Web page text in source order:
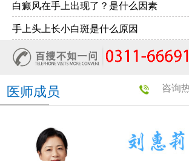
白癜风在手上出现了？是什么因素
手上头上长小白斑是什么原因
咨询
医师成员